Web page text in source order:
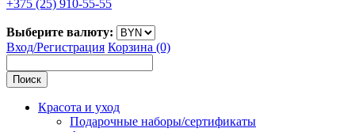
+375 (25) 910-55-55
Выберите валюту:
Вход/Регистрация Корзина (0)
Поиск
Красота и уход
Подарочные наборы/сертификаты